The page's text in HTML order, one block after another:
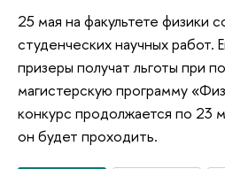
25 мая на факультете физики
студенческих научных работ.
призеры получат льготы при
магистерскую программу
конкурс продолжается по 23
он будет проходить.